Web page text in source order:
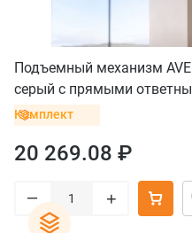
Подъемный механизм
серый с прямыми
Комплект
20 269.08 ₽
– +